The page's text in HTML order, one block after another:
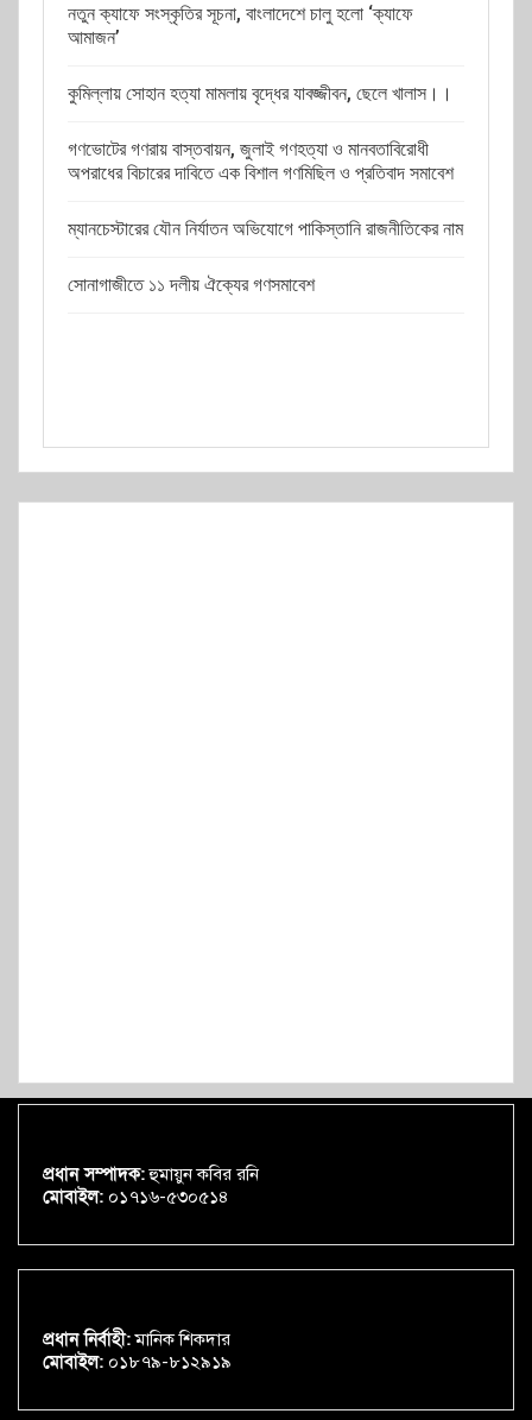
নতুন ক্যাফে সংস্কৃতির সূচনা, বাংলাদেশে চালু হলো ‘ক্যাফে
আমাজন’
কুমিল্লায় সোহান হত্যা মামলায় বৃদ্ধের যাবজ্জীবন, ছেলে খালাস।।
গণভোটের গণরায় বাস্তবায়ন, জুলাই গণহত্যা ও মানবতাবিরোধী
অপরাধের বিচারের দাবিতে এক বিশাল গণমিছিল ও প্রতিবাদ সমাবেশ
ম্যানচেস্টারের যৌন নির্যাতন অভিযোগে পাকিস্তানি রাজনীতিকের নাম
সোনাগাজীতে ১১ দলীয় ঐক্যের গণসমাবেশ
প্রধান সম্পাদক:হুমায়ুন কবির রনি
মোবাইল: ০১৭১৬-৫৩০৫১৪
প্রধান নির্বাহী:মানিক শিকদার
মোবাইল: ০১৮৭৯-৮১২৯১৯